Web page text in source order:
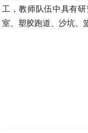
工，教师队伍中具有
室、塑胶跑道、沙坑、